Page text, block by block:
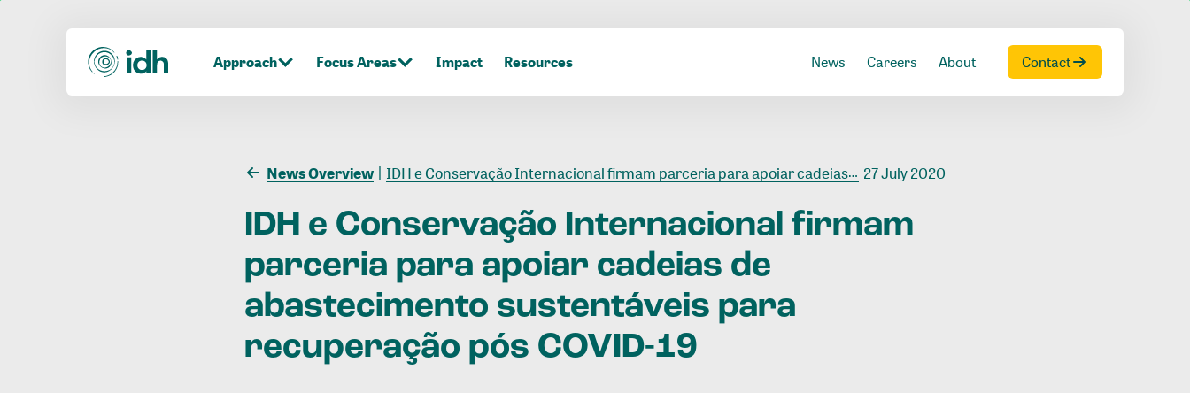
Approach Focus Areas Impact Resources News Careers About Contact
News Overview IDH e Conservação Internacional firmam parceria para apoiar cadeias de abastecimento sustentáveis para recuperação pós COVID-19 27 July 2020
IDH e Conservação Internacional firmam
parceria para apoiar cadeias de
abastecimento sustentáveis para
recuperação pós COVID-19